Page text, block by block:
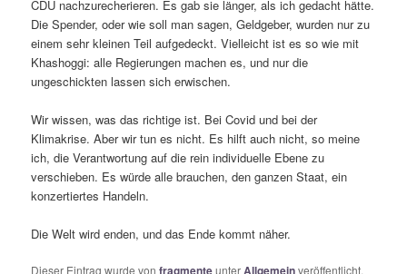
CDU nachzurecherieren. Es gab sie länger, als ich gedacht hätte.
Die Spender, oder wie soll man sagen, Geldgeber, wurden nur zu
einem sehr kleinen Teil aufgedeckt. Vielleicht ist es so wie mit
Khashoggi: alle Regierungen machen es, und nur die
ungeschickten lassen sich erwischen.
Wir wissen, was das richtige ist. Bei Covid und bei der
Klimakrise. Aber wir tun es nicht. Es hilft auch nicht, so meine
ich, die Verantwortung auf die rein individuelle Ebene zu
verschieben. Es würde alle brauchen, den ganzen Staat, ein
konzertiertes Handeln.
Die Welt wird enden, und das Ende kommt näher.
Dieser Eintrag wurde vonfragmenteunterAllgemeinveröffentlicht.